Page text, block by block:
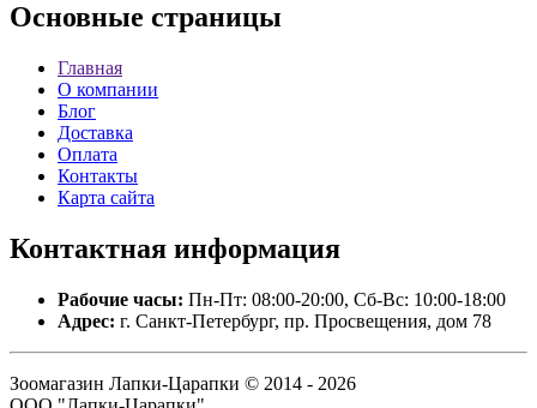
Основные страницы
Главная
О компании
Блог
Доставка
Оплата
Контакты
Карта сайта
Контактная информация
Рабочие часы: Пн-Пт: 08:00-20:00, Сб-Вс: 10:00-18:00
Адрес: г. Санкт-Петербург, пр. Просвещения, дом 78
Зоомагазин Лапки-Царапки © 2014 - 2026